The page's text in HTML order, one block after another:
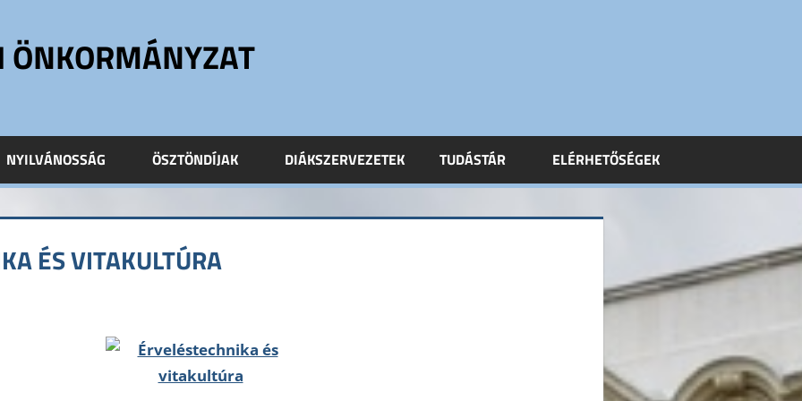
ÖNKORMÁNYZAT
NYILVÁNOSSÁG ÖSZTÖNDÍJAK DIÁKSZERVEZETEK TUDÁSTÁR ELÉRHETŐSÉGEK
ÉS VITAKULTÚRA